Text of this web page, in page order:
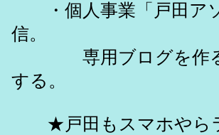
・個人事業「戸田ア
信。
専用ブログを作る
する。
★戸田もスマホやら